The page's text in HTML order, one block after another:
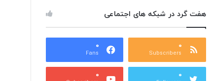
هفت گرد در شبکه های اجتماعی
۰
Subscribers
۰
Fans
۰ ۰